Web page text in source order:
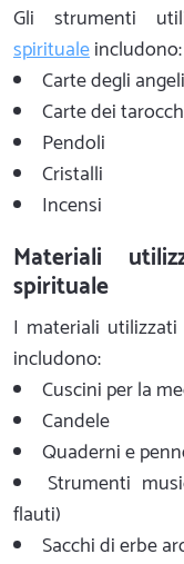
Gli strumenti
spiritualeincludono:
Carte degli angeli
Carte dei
Pendoli
Cristalli
Incensi
Materiali
spirituale
I materiali
includono:
Cuscini per la
Candele
Quaderni e
Strumenti
flauti)
Sacchi di erbe